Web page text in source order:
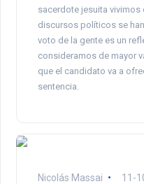
sacerdote jesuita vivimos
discursos políticos se
voto de la gente es un
consideramos de mayor
que el candidato va a
sentencia.
Nicolás Massai 11-